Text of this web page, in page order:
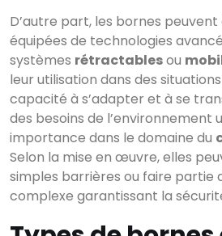
D’autre part, les bornes
équipées de technologies
systèmes rétractablesou
leur utilisation dans des
capacité à s’adapter et à se
des besoins de l’environnement
importance dans le domaine du
Selon la mise en œuvre, elles
simples barrières ou faire partie
complexe garantissant la